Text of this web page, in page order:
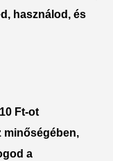
használod, és
Ft-ot
minőségében,
a